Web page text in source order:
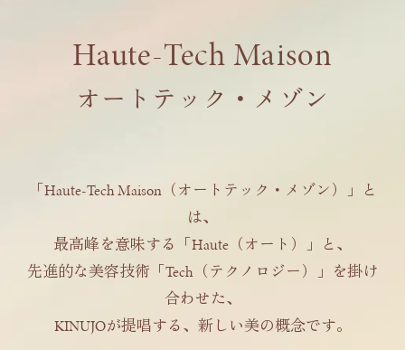
Haute-Tech Maison
オートテック・メゾン
「Haute-Tech Maison（オートテック・メゾン）」と
は、
最高峰を意味する「Haute（オート）」と、
先進的な美容技術「Tech（テクノロジー）」を掛け
合わせた、
KINUJOが提唱する、新しい美の概念です。